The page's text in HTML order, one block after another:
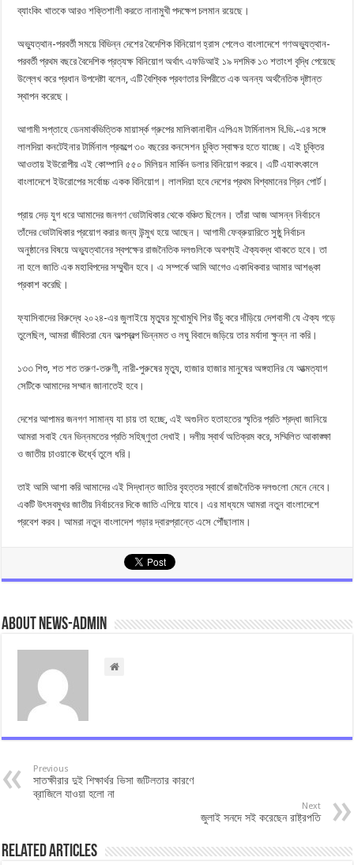
ব্যাংকিং খাতকে আরও শক্তিশালী করতে নানামুখী পদক্ষেপ চলমান রয়েছে।
অভ্যুত্থান-পরবর্তী সময়ে বিভিন্ন দেশের বৈদেশিক বিনিয়োগ হ্রাস পেলেও বাংলাদেশে গণঅভ্যুত্থান-
পরবর্তী প্রথম বছরে বৈদেশিক প্রত্যক্ষ বিনিয়োগ অর্থাৎ এফডিআই ১৯ দশমিক ১৩ শতাংশ বৃদ্ধি পেয়েছে
উল্লেখ করে প্রধান উপদেষ্টা বলেন, এটি বৈশ্বিক প্রবণতার বিপরীতে এক অনন্য অর্থনৈতিক দৃষ্টান্ত
স্থাপন করেছে।
আগামী সপ্তাহে ডেনমার্কভিত্তিক মায়ার্স্ক গ্রুপের মালিকানাধীন এপিএম টার্মিনালস বি.ভি.-এর সঙ্গে
লালদিয়া কনটেইনার টার্মিনাল প্রকল্পে ৩০ বছরের কনসেশন চুক্তি স্বাক্ষর হতে যাচ্ছে। এই চুক্তির
আওতায় ইউরোপীয় এই কোম্পানি ৫৫০ মিলিয়ন মার্কিন ডলার বিনিয়োগ করবে। এটি এযাবৎকালে
বাংলাদেশে ইউরোপের সর্বোচ্চ একক বিনিয়োগ। লালদিয়া হবে দেশের প্রথম বিশ্বমানের গ্রিন পোর্ট।
প্রায় দেড় যুগ ধরে আমাদের জনগণ ভোটাধিকার থেকে বঞ্চিত ছিলেন। তাঁরা আজ আসন্ন নির্বাচনে
তাঁদের ভোটাধিকার প্রয়োগ করার জন্য উন্মুখ হয়ে আছেন। আগামী ফেব্রুয়ারিতে সুষ্ঠু নির্বাচন
অনুষ্ঠানের বিষয়ে অভ্যুত্থানের স্বপক্ষের রাজনৈতিক দলগুলিকে অবশ্যই ঐক্যবদ্ধ থাকতে হবে। তা
না হলে জাতি এক মহাবিপদের সম্মুখীন হবে। এ সম্পর্কে আমি আগেও একাধিকবার আমার আশঙ্কা
প্রকাশ করেছি।
ফ্যাসিবাদের বিরুদ্ধে ২০২৪-এর জুলাইয়ে মৃত্যুর মুখোমুখি শির উঁচু করে দাঁড়িয়ে দেশবাসী যে ঐক্য গড়ে
তুলেছিল, আমরা জীবিতরা যেন অল্পস্বল্প ভিন্নমত ও লঘু বিবাদে জড়িয়ে তার মর্যাদা ক্ষুন্ন না করি।
১৩৩ শিশু, শত শত তরুণ-তরুণী, নারী-পুরুষের মৃত্যু, হাজার হাজার মানুষের অঙ্গহানির যে আত্মত্যাগ
সেটিকে আমাদের সম্মান জানাতেই হবে।
দেশের আপামর জনগণ সামান্য যা চায় তা হচ্ছে, এই অগুনিত হতাহতের স্মৃতির প্রতি শ্রদ্ধা জানিয়ে
আমরা সবাই যেন ভিন্নমতের প্রতি সহিষ্ণুতা দেখাই। দলীয় স্বার্থ অতিক্রম করে, সম্মিলিত আকাঙ্ক্ষা
ও জাতীয় চাওয়াকে ঊর্ধ্বে তুলে ধরি।
তাই আমি আশা করি আমাদের এই সিদ্ধান্ত জাতির বৃহত্তর স্বার্থে রাজনৈতিক দলগুলো মেনে নেবে।
একটি উৎসবমুখর জাতীয় নির্বাচনের দিকে জাতি এগিয়ে যাবে। এর মাধ্যমে আমরা নতুন বাংলাদেশে
প্রবেশ করব। আমরা নতুন বাংলাদেশ গড়ার দ্বারপ্রান্তে এসে পৌঁছালাম।
About news-admin
Previous
সাতক্ষীরার দুই শিক্ষার্থর ভিসা জটিলতার কারণে
ব্রাজিলে যাওয়া হলো না
Next
জুলাই সনদে সই করেছেন রাষ্ট্রপতি
Related Articles